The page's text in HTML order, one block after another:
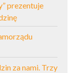
prezentuje
za nami. Trzy